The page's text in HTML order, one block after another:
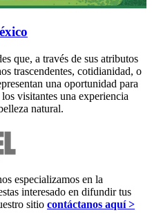
que, a través de sus atributos
trascendentes, cotidianidad, o
una oportunidad para
visitantes una experiencia
natural.
especializamos en la
interesado en difundir tus
sitio contáctanos aquí >